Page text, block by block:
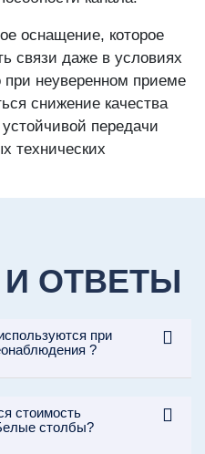
оснащение, которое
связи даже в условиях
при неуверенном приеме
снижение качества
передачи
технических
ОТВЕТЫ
при
?
стоимость
столбы?